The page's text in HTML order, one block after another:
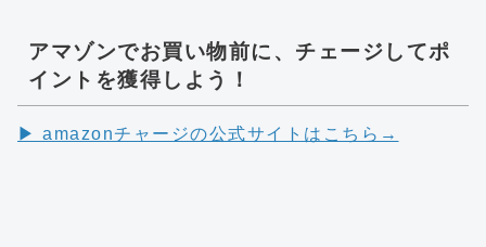
アマゾンでお買い物前に、チェージしてポ
イントを獲得しよう！
▶︎ amazonチャージの公式サイトはこちら→